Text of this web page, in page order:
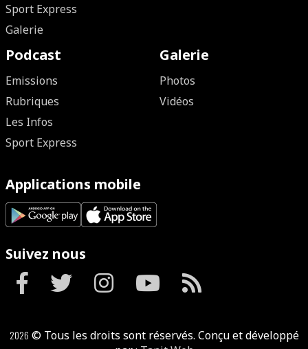
Sport Express
Galerie
Podcast
Emissions
Rubriques
Les Infos
Sport Express
Galerie
Photos
Vidéos
Applications mobile
Suivez nous
2026 © Tous les droits sont réservés. Conçu et développé